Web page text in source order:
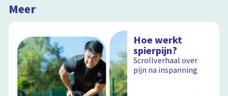
Meer
Hoe werkt
spierpijn?
Scrollverhaal over
pijn na inspanning